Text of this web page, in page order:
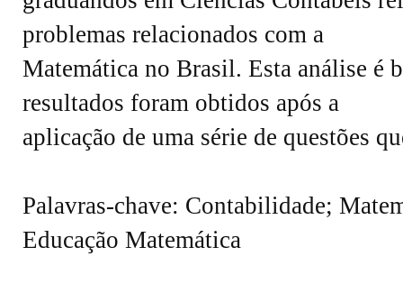
problemas relacionados com a
Matemática no Brasil. Esta análise é
resultados foram obtidos após a
aplicação de uma série de questões
Palavras-chave: Contabilidade;
Educação Matemática